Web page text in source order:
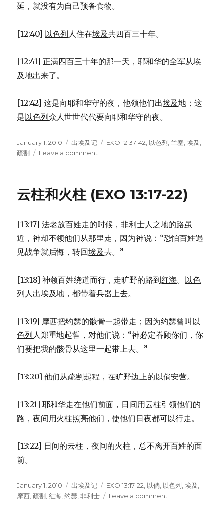
延，就没有为自己预备食物。
[12:40] 以色列人住在埃及共四百三十年。
[12:41] 正满四百三十年的那一天，耶和华的全军从埃
及地出来了。
[12:42] 这是向耶和华守的夜，他领他们出埃及地；这
是以色列众人世世代代要向耶和华守的夜。
Posted
on
January 1, 2010 Categories
出埃及记 Tags
EXO 12:37-42 以色列 兰塞 ,埃及
疏割
Leave a comment
(EXO
云柱和火柱 (EXO 13:17-22)
[13:17] 法老放百姓走的时候，非利士人之地的路虽
近，神却不领他们从那里走，因为神说：“恐怕百姓遇
见战争就后悔，转回埃及去。”
[13:18] 神领百姓绕道而行，走旷野的路到红海。 以色
列人出埃及地，都带着兵器上去。
[13:19] 摩西把约瑟的骸骨一起带走；因为约瑟曾叫 以
色列人郑重地起誓，对他们说：“神必定眷顾你们，你
们要把我的骸骨从这里一起带上去。”
[13:20] 他们从疏割起程，在旷野边上的以倘安营。
[13:21] 耶和华走在他们前面，日间用云柱引领他们的
路，夜间用火柱照亮他们，使他们日夜都可以行走。
[13:22] 日间的云柱，夜间的火柱，总不离开百姓的面
前。
Posted
on
January 1, 2010 Categories
出埃及记 Tags
EXO 13:17-22 以倘 以色列 ,埃及
摩西 ,疏割 ,红海 ,约瑟 ,非利士 Leave a comment